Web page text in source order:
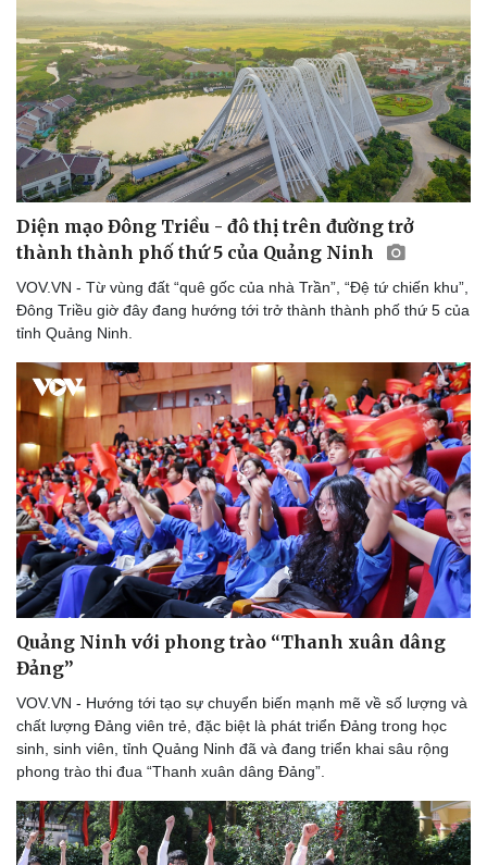
Thể thao
Bóng đá
Lịch thi đấu bóng đá
Thế giới thể thao
eSports
Ô tô - Xe máy
Ô tô
Xe máy
Tư vấn
Diện mạo Đông Triều - đô thị trên đường trở
thành thành phố thứ 5 của Quảng Ninh
VOV.VN - Từ vùng đất “quê gốc của nhà Trần”, “Đệ tứ chiến khu”,
Đông Triều giờ đây đang hướng tới trở thành thành phố thứ 5 của
tỉnh Quảng Ninh.
Quảng Ninh với phong trào “Thanh xuân dâng
Đảng”
VOV.VN - Hướng tới tạo sự chuyển biến mạnh mẽ về số lượng và
chất lượng Đảng viên trẻ, đặc biệt là phát triển Đảng trong học
sinh, sinh viên, tỉnh Quảng Ninh đã và đang triển khai sâu rộng
phong trào thi đua “Thanh xuân dâng Đảng”.